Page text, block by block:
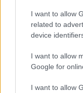
I want to allow
related to
device
I want to allow
Google for
I want to allow
Θεσσαλονίκη:
στα
ανήμερα της
Παρά το
αυξημένες